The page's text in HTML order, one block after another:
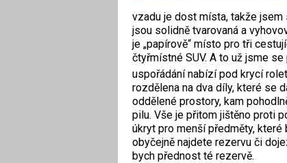
vzadu je dost místa, takže jsem
jsou solidně tvarovaná a
je „papírově“ místo pro tři
čtyřmístné SUV. A to už jsme
uspořádání nabízí pod krycí
rozdělena na dva díly, které se
oddělené prostory, kam
pilu. Vše je přitom jištěno proti
úkryt pro menší předměty, které
obyčejně najdete rezervu či
bych přednost té rezervě.